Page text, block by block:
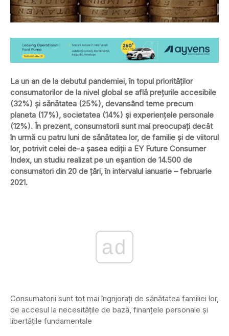
La un an de la debutul pandemiei, în topul priorităților
consumatorilor de la nivel global se află prețurile accesibile
(32%) și sănătatea (25%), devansând teme precum
planeta (17%), societatea (14%) și experiențele personale
(12%). În prezent, consumatorii sunt mai preocupați decât
în urmă cu patru luni de sănătatea lor, de familie și de viitorul
lor, potrivit celei de-a șasea ediții a EY Future Consumer
Index, un studiu realizat pe un eșantion de 14.500 de
consumatori din 20 de țări, în intervalul ianuarie – februarie
2021.
ad
Consumatorii sunt tot mai îngrijorați de sănătatea familiei lor,
de accesul la necesitățile de bază, finanțele personale și
libertățile fundamentale